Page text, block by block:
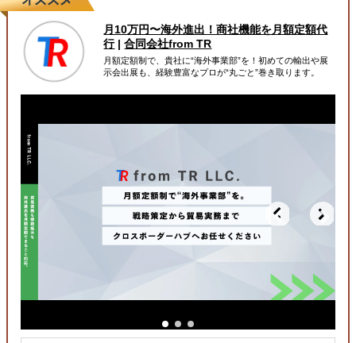
月10万円〜海外進出！商社機能を月額定額代
行|合同会社from TR
月額定額制で、貴社に“海外事業部”を！初めての輸出や展
示会出展も、経験豊富なプロが“丸ごと”巻き取ります。